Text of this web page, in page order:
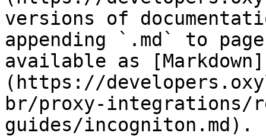
versions of
appending `.md` to
available as [Markdown]
(https://
br/proxy-integrations/
guides/incogniton.md).